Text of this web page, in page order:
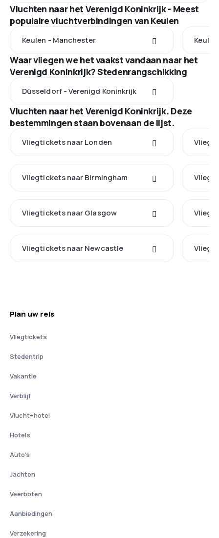
Vluchten naar het Verenigd Koninkrijk - Meest
populaire vluchtverbindingen van Keulen
Keulen - Manchester
Waar vliegen we het vaakst vandaan naar het
Verenigd Koninkrijk? Stedenrangschikking
Düsseldorf - Verenigd Koninkrijk
Vluchten naar het Verenigd Koninkrijk. Deze
bestemmingen staan bovenaan de lijst.
Vliegtickets naar Londen
Vliegtickets naar Birmingham
Vliegtickets naar Glasgow
Vliegtickets naar Newcastle
Plan uw reis
Vliegtickets
Stedentrip
Vakantie
Verblijf
Vlucht+hotel
Hotels
Auto's
Jachten
Veerboten
Aanbiedingen
Verzekering